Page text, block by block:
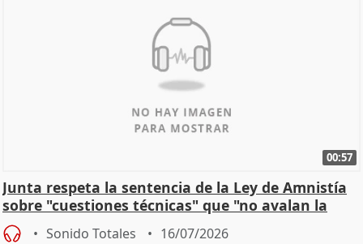
00:57
Junta respeta la sentencia de la Ley de Amnistía
sobre "cuestiones técnicas" que "no avalan la
const
Sonido Totales 16/07/2026